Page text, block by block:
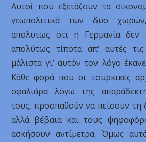
Αυτοί που εξετάζουν τα
γεωπολιτικά των δύο χωρών,
απολύτως ότι η Γερμανία δεν
απολύτως τίποτα απ’ αυτές τις
μάλιστα γι’ αυτόν τον λόγο
Κάθε φορά που οι τουρκικές
σφαλιάρα λόγω της
τους, προσπαθούν να πείσουν τη
αλλά βέβαια και τους
ασκήσουν αντίμετρα. Όμως